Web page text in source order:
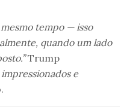
tempo — isso
quando um lado
Trump
impressionados e